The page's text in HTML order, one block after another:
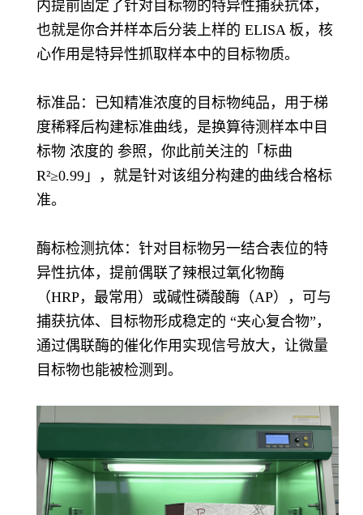
内提前固定了针对目标物的特异性捕获抗体，
也就是你合并样本后分装上样的 ELISA 板，核
心作用是特异性抓取样本中的目标物质。
标准品：已知精准浓度的目标物纯品，用于梯
度稀释后构建标准曲线，是换算待测样本中目
标物 浓度的 参照，你此前关注的「标曲
R²≥0.99」，就是针对该组分构建的曲线合格标
准。
酶标检测抗体：针对目标物另一结合表位的特
异性抗体，提前偶联了辣根过氧化物酶
（HRP，最常用）或碱性磷酸酶（AP），可与
捕获抗体、目标物形成稳定的 “夹心复合物”，
通过偶联酶的催化作用实现信号放大，让微量
目标物也能被检测到。